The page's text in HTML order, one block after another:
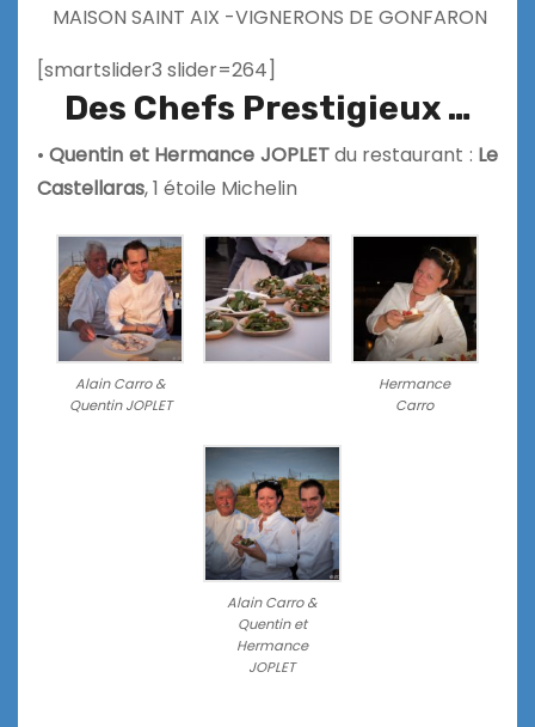
MAISON SAINT AIX -VIGNERONS DE GONFARON
[smartslider3 slider=264]
Des Chefs Prestigieux …
• Quentin et Hermance JOPLETdu restaurant : Le
Castellaras, 1 étoile Michelin
Alain Carro &
Quentin JOPLET
Hermance
Carro
Alain Carro &
Quentin et
Hermance
JOPLET